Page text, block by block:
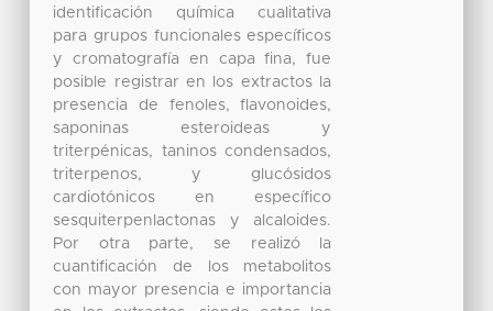
identificación química cualitativa
para grupos funcionales específicos
y cromatografía en capa fina, fue
posible registrar en los extractos la
presencia de fenoles, flavonoides,
saponinas esteroideas y
triterpénicas, taninos condensados,
triterpenos, y glucósidos
cardiotónicos en específico
sesquiterpenlactonas y alcaloides.
Por otra parte, se realizó la
cuantificación de los metabolitos
con mayor presencia e importancia